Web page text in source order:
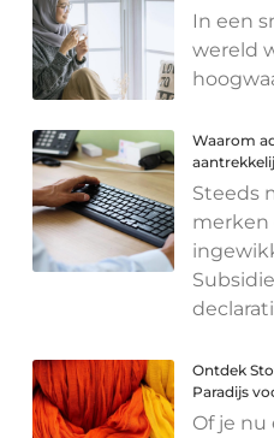
In een
wereld
Waarom
Steeds
merken
Ontdek
Paradijs
Of je nu